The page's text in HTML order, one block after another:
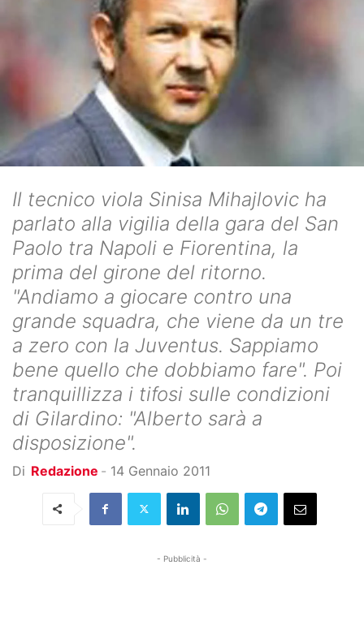
Il tecnico viola Sinisa Mihajlovic ha
parlato alla vigilia della gara del San
Paolo tra Napoli e Fiorentina, la
prima del girone del ritorno.
"Andiamo a giocare contro una
grande squadra, che viene da un tre
a zero con la Juventus. Sappiamo
bene quello che dobbiamo fare". Poi
tranquillizza i tifosi sulle condizioni
di Gilardino: "Alberto sarà a
disposizione".
Di Redazione - 14 Gennaio 2011
- Pubblicità -